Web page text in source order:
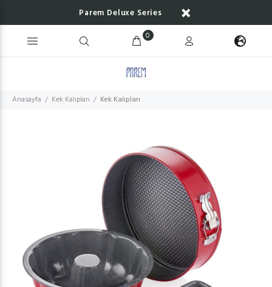
Parem Deluxe Series
0
Anasayfa Kek Kalıpları Kek Kalıpları